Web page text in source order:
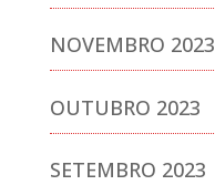
NOVEMBRO 2023
OUTUBRO 2023
SETEMBRO 2023